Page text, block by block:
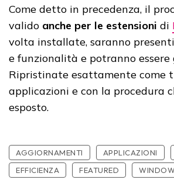
Come detto in precedenza, il
valido anche per le estensioni di
volta installate, saranno
e funzionalità e potranno essere
Ripristinate esattamente come
applicazioni e con la procedura
esposto.
AGGIORNAMENTI APPLICAZIONI
EFFICIENZA
FEATURED